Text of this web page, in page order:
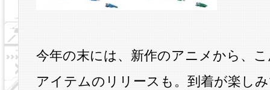
今年の末には、新作のアニメから、
アイテムのリリースも。到着が楽し